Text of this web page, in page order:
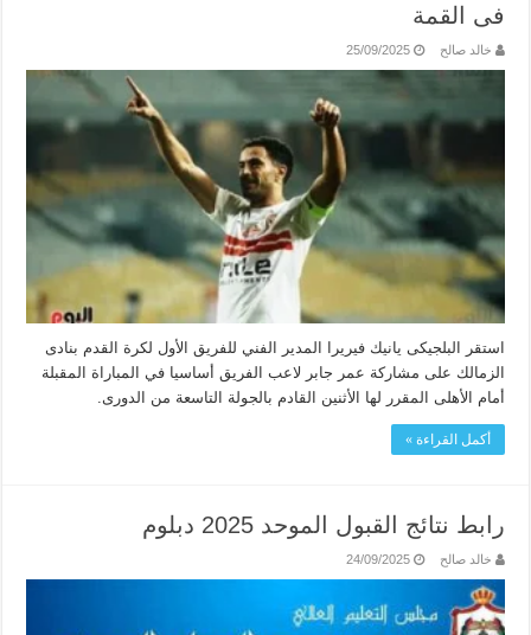
فى القمة
خالد صالح 25/09/2025
استقر البلجيكى يانيك فيريرا المدير الفني للفريق الأول لكرة القدم بنادى
الزمالك على مشاركة عمر جابر لاعب الفريق أساسيا في المباراة المقبلة
أمام الأهلى المقرر لها الأثنين القادم بالجولة التاسعة من الدورى.
أكمل القراءة »
رابط نتائج القبول الموحد 2025 دبلوم
خالد صالح 24/09/2025